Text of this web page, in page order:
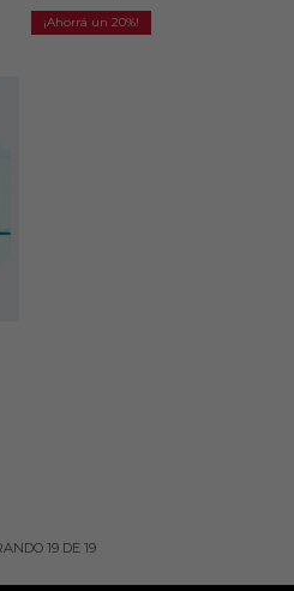
20
19DE 19